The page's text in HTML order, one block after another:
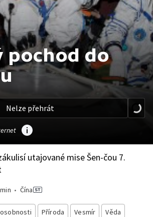
pochod do
Nelze přehrát
utajované mise Šen-čou 7.
• Čína
Příroda Vesmír Věda